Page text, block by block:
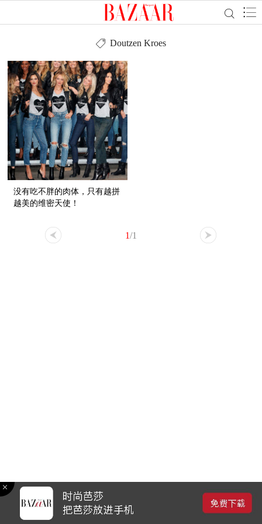
Doutzen Kroes
没有吃不胖的肉体，只有越拼
越美的维密天使！
1/1